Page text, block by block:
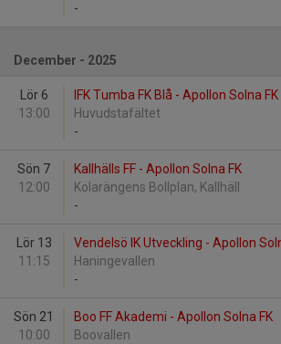
-
December - 2025
Lör 6
13:00
IFK Tumba FK Blå - Apollon Solna FK
Huvudstafältet
-
Sön 7
12:00
Kallhälls FF - Apollon Solna FK
Kolarängens Bollplan, Kallhäll
-
Lör 13
11:15
Vendelsö IK Utveckling - Apollon
Haningevallen
-
Sön 21
10:00
Boo FF Akademi - Apollon Solna FK
Boovallen